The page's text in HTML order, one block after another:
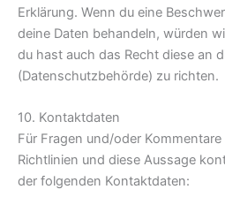
Erklärung. Wenn du eine
deine Daten behandeln, würden
du hast auch das Recht diese an
(Datenschutzbehörde) zu richten.
10. Kontaktdaten
Für Fragen und/oder
Richtlinien und diese Aussage
der folgenden Kontaktdaten: